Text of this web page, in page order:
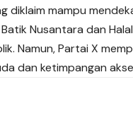
diklaim mampu
Nusantara dan
Namun, Partai X
dan ketimpangan